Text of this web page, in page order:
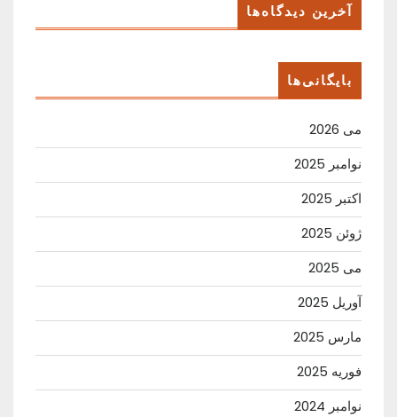
آخرین دیدگاه‌ها
بایگانی‌ها
می 2026
نوامبر 2025
اکتبر 2025
ژوئن 2025
می 2025
آوریل 2025
مارس 2025
فوریه 2025
نوامبر 2024